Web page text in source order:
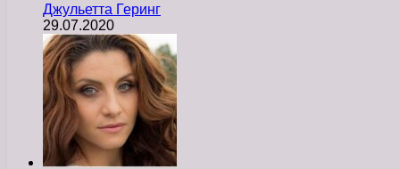
Джульетта Геринг
29.07.2020